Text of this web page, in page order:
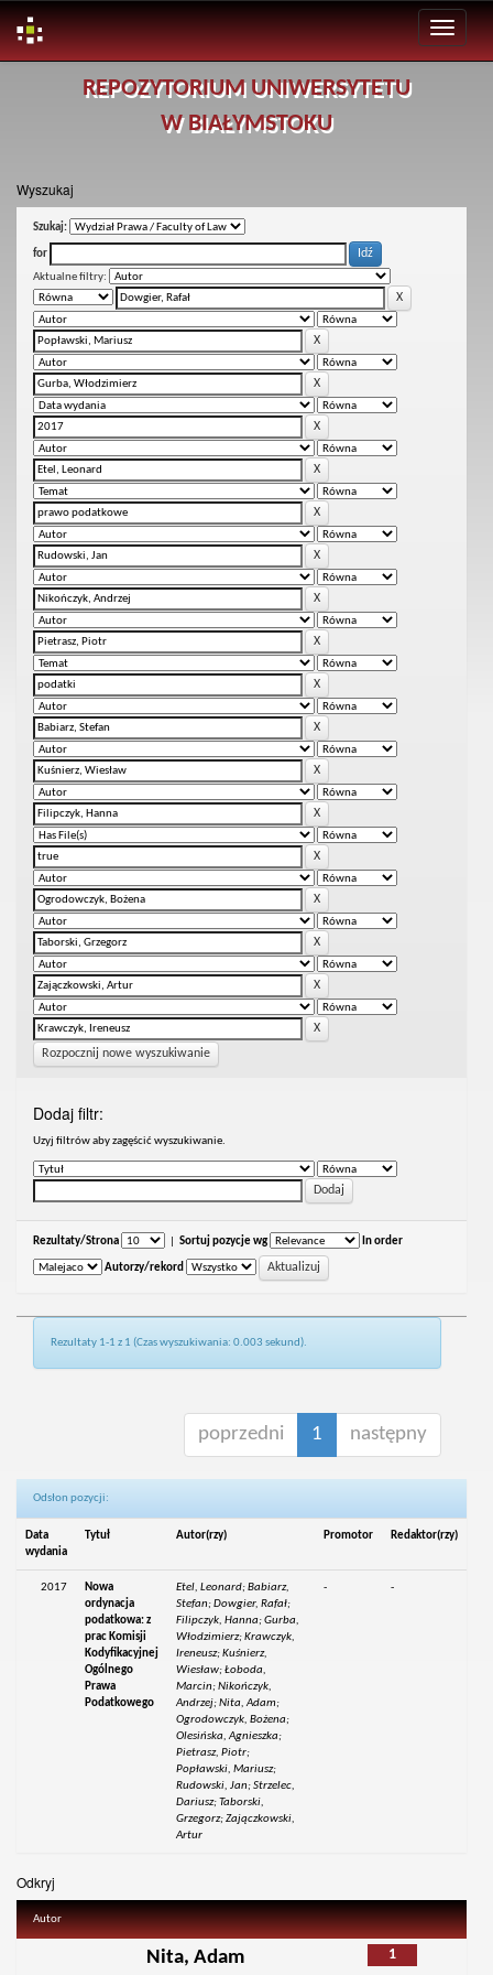
REPOZYTORIUM UNIWERSYTETU
W BIAŁYMSTOKU
Wyszukaj
Szukaj:
for
Aktualne filtry:
Rozpocznij nowe wyszukiwanie
Dodaj filtr:
Uzyj filtrów aby zagęścić wyszukiwanie.
Rezultaty/Strona Sortuj pozycje wg In order
Autorzy/rekord
Rezultaty 1-1 z 1 (Czas wyszukiwania: 0.003 sekund).
poprzedni 1 następny
Odsłon pozycji:
Data
wydania
Tytuł Autor(rzy) Promotor Redaktor(rzy)
2017
Nowa
ordynacja
podatkowa: z
prac Komisji
Kodyfikacyjnej
Ogólnego
Prawa
Podatkowego
Etel, Leonard; Babiarz,
Stefan; Dowgier, Rafał;
Filipczyk, Hanna; Gurba,
Włodzimierz; Krawczyk,
Ireneusz; Kuśnierz,
Wiesław; Łoboda,
Marcin; Nikończyk,
Andrzej; Nita, Adam;
Ogrodowczyk, Bożena;
Olesińska, Agnieszka;
Pietrasz, Piotr;
Popławski, Mariusz;
Rudowski, Jan; Strzelec,
Dariusz; Taborski,
Grzegorz; Zajączkowski,
Artur
- -
Odkryj
Autor
1
Nita, Adam